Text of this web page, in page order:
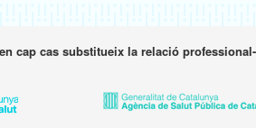
cap cas substitueix la relació